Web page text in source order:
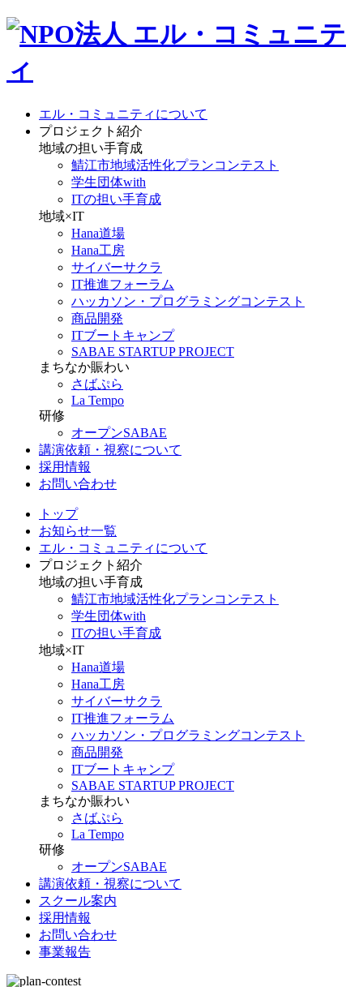
エル・コミュニティについて
プロジェクト紹介
地域の担い手育成
鯖江市地域活性化プランコンテスト
学生団体with
ITの担い手育成
地域×IT
Hana道場
Hana工房
サイバーサクラ
IT推進フォーラム
ハッカソン・プログラミングコンテスト
商品開発
ITブートキャンプ
SABAE STARTUP PROJECT
まちなか賑わい
さばぷら
La Tempo
研修
オープンSABAE
講演依頼・視察について
採用情報
お問い合わせ
トップ
お知らせ一覧
エル・コミュニティについて
プロジェクト紹介
地域の担い手育成
鯖江市地域活性化プランコンテスト
学生団体with
ITの担い手育成
地域×IT
Hana道場
Hana工房
サイバーサクラ
IT推進フォーラム
ハッカソン・プログラミングコンテスト
商品開発
ITブートキャンプ
SABAE STARTUP PROJECT
まちなか賑わい
さばぷら
La Tempo
研修
オープンSABAE
講演依頼・視察について
スクール案内
採用情報
お問い合わせ
事業報告